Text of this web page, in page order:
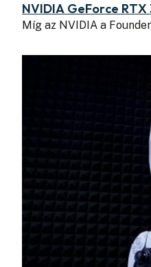
NVIDIA GeForce
Míg az NVIDIA a